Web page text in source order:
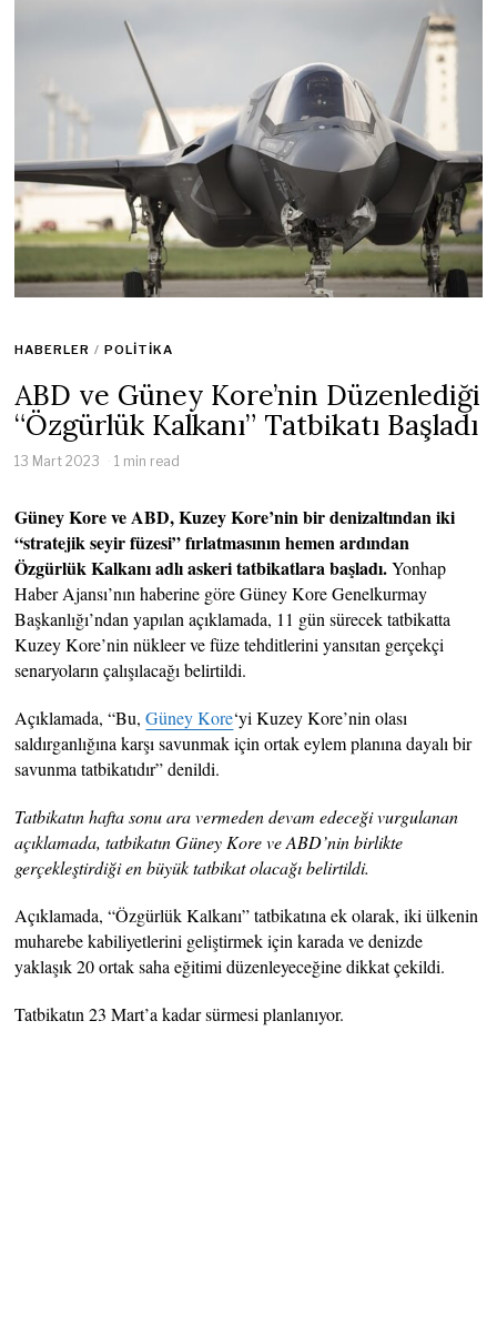
HABERLER / POLITIKA
ABD ve Güney Kore’nin Düzenlediği
“Özgürlük Kalkanı” Tatbikatı Başladı
13 Mart 2023 1 min read
Güney Kore ve ABD, Kuzey Kore’nin bir denizaltından iki
“stratejik seyir füzesi” fırlatmasının hemen ardından
Özgürlük Kalkanı adlı askeri tatbikatlara başladı.Yonhap
Haber Ajansı’nın haberine göre Güney Kore Genelkurmay
Başkanlığı’ndan yapılan açıklamada, 11 gün sürecek tatbikatta
Kuzey Kore’nin nükleer ve füze tehditlerini yansıtan gerçekçi
senaryoların çalışılacağı belirtildi.
Açıklamada, “Bu,Güney Kore‘yi Kuzey Kore’nin olası
saldırganlığına karşı savunmak için ortak eylem planına dayalı bir
savunma tatbikatıdır” denildi.
Tatbikatın hafta sonu ara vermeden devam edeceği vurgulanan
açıklamada, tatbikatın Güney Kore ve ABD’nin birlikte
gerçekleştirdiği en büyük tatbikat olacağı belirtildi.
Açıklamada, “Özgürlük Kalkanı” tatbikatına ek olarak, iki ülkenin
muharebe kabiliyetlerini geliştirmek için karada ve denizde
yaklaşık 20 ortak saha eğitimi düzenleyeceğine dikkat çekildi.
Tatbikatın 23 Mart’a kadar sürmesi planlanıyor.